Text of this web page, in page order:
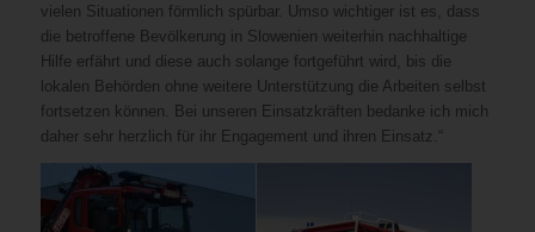
vielen Situationen förmlich spürbar. Umso wichtiger ist es, dass
die betroffene Bevölkerung in Slowenien weiterhin nachhaltige
Hilfe erfährt und diese auch solange fortgeführt wird, bis die
lokalen Behörden ohne weitere Unterstützung die Arbeiten selbst
fortsetzen können. Bei unseren Einsatzkräften bedanke ich mich
daher sehr herzlich für ihr Engagement und ihren Einsatz.“